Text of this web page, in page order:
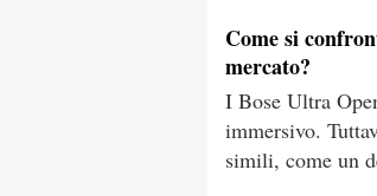
Come si
mercato?
I Bose Ultra
immersivo.
simili, come un